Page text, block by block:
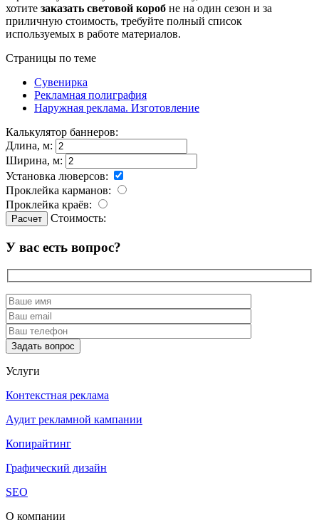
хотите заказать световой короб не на один сезон и за
приличную стоимость, требуйте полный список
используемых в работе материалов.
Страницы по теме
Сувенирка
Рекламная полиграфия
Наружная реклама. Изготовление
Калькулятор баннеров:
Длина, м:
Ширина, м:
Установка люверсов:
Проклейка карманов:
Проклейка краёв:
Стоимость:
У вас есть вопрос?
Услуги
Контекстная реклама
Аудит рекламной кампании
Копирайтинг
Графический дизайн
SEO
О компании